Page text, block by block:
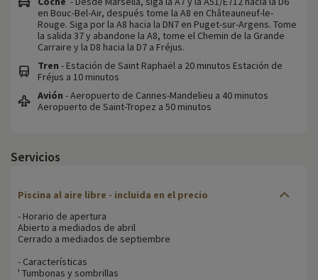
en Bouc-Bel-Air, después tome la A8 en Châteauneuf-le-
Rouge. Siga por la A8 hacia la DN7 en Puget-sur-Argens. Tome
la salida 37 y abandone la A8, tome el Chemin de la Grande
Carraire y la D8 hacia la D7 a Fréjus.
Tren - Estación de Saint Raphaël a 20 minutos Estación de
Fréjus a 10 minutos
Avión - Aeropuerto de Cannes-Mandelieu a 40 minutos
Aeropuerto de Saint-Tropez a 50 minutos
Servicios
Piscina al aire libre - incluida en el precio
- Horario de apertura
Abierto a mediados de abril
Cerrado a mediados de septiembre
- Características
' Tumbonas y sombrillas